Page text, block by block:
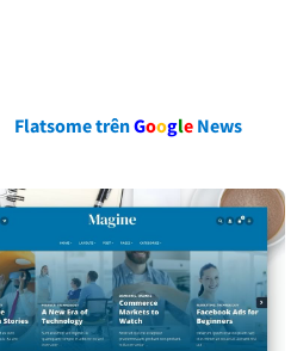
Flatsome trênGoogle News